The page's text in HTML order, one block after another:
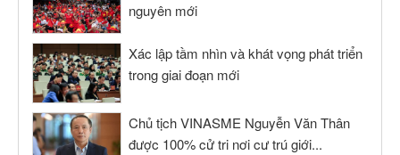
nguyên mới
Xác lập tầm nhìn và khát vọng phát triển
trong giai đoạn mới
Chủ tịch VINASME Nguyễn Văn Thân
được 100% cử tri nơi cư trú giới...